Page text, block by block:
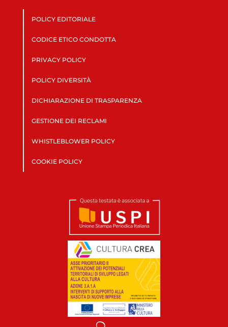
POLICY EDITORIALE
CODICE ETICO CONDOTTA
PRIVACY POLICY
POLICY DIVERSITÀ
DICHIARAZIONE DI TRASPARENZA
GESTIONE DEI RECLAMI
WHISTLEBLOWER POLICY
COOKIE POLICY